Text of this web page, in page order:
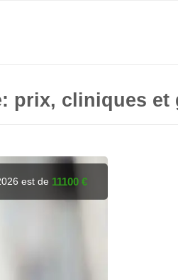
prix, cliniques et
est de 11100 €